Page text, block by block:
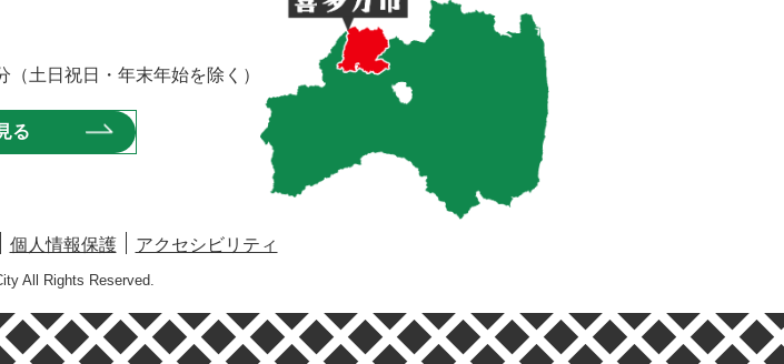
土日祝日・年末年始を除く）
る
個人情報保護 アクセシビリティ
All Rights Reserved.